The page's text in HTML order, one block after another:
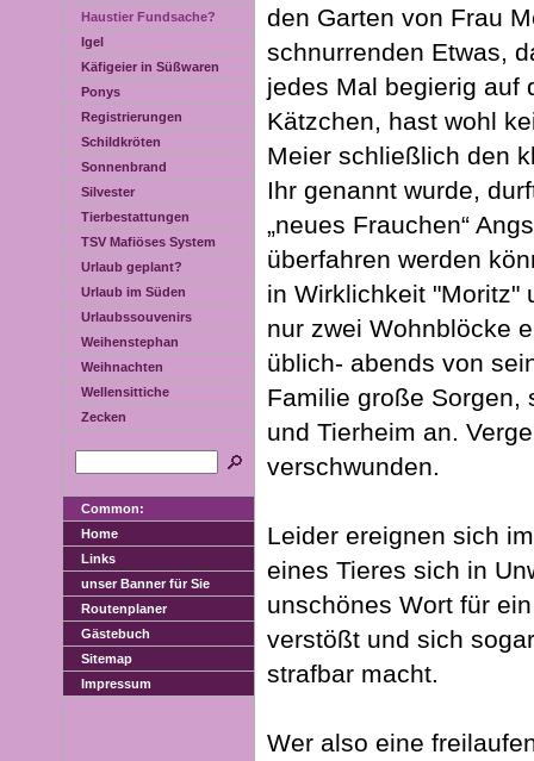
Haustier Fundsache?
Igel
Käfigeier in Süßwaren
Ponys
Registrierungen
Schildkröten
Sonnenbrand
Silvester
Tierbestattungen
TSV Mafiöses System
Urlaub geplant?
Urlaub im Süden
Urlaubssouvenirs
Weihenstephan
Weihnachten
Wellensittiche
Zecken
Common:
Home
Links
unser Banner für Sie
Routenplaner
Gästebuch
Sitemap
Impressum
den Garten von Frau
schnurrenden Etwas,
jedes Mal begierig auf
Kätzchen, hast wohl
Meier schließlich den
Ihr genannt wurde,
„neues Frauchen“
überfahren werden
in Wirklichkeit "Moritz"
nur zwei Wohnblöcke
üblich- abends von
Familie große Sorgen,
und Tierheim an.
verschwunden.
Leider ereignen sich
eines Tieres sich in
unschönes Wort für
verstößt und sich
strafbar macht.
Wer also eine